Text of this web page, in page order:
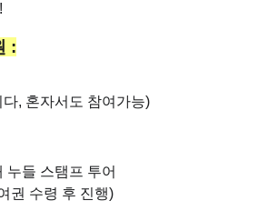
:
, 혼자서도 참여가능)
누들 스탬프 투어
권 수령 후 진행)